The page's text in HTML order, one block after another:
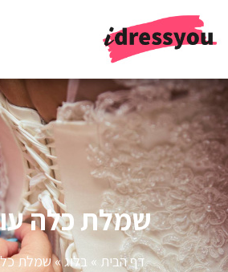
שמלת כלה
דף הבית » בלוג»שמלת